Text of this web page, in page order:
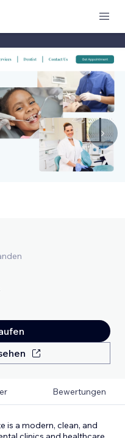
Bewertungen
is a modern, clean, and